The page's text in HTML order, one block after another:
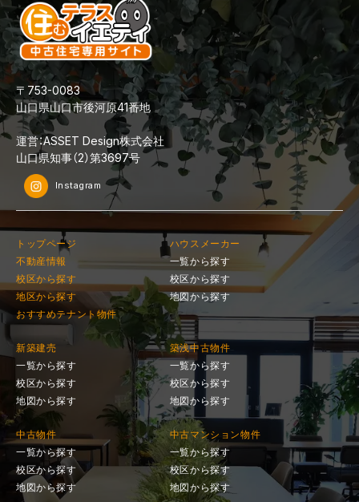
〒753-0083
山口県山口市後河原41番地
運営：ASSET Design株式会社
山口県知事（2）第3697号
Instagram
トップページ
不動産情報
校区から探す
地区から探す
おすすめテナント物件
ハウスメーカー
一覧から探す
校区から探す
地図から探す
新築建売
一覧から探す
校区から探す
地図から探す
築浅中古物件
一覧から探す
校区から探す
地図から探す
中古物件
一覧から探す
校区から探す
地図から探す
中古マンション物件
一覧から探す
校区から探す
地図から探す